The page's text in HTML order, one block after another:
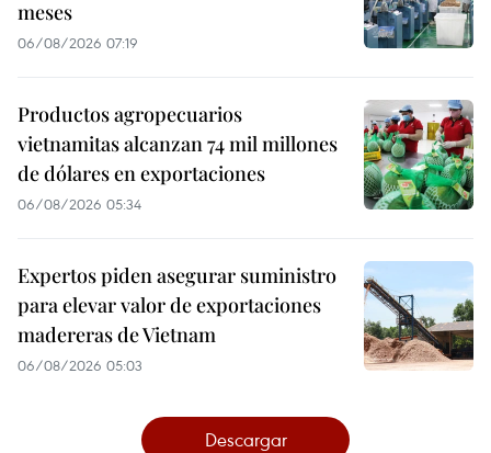
meses
06/08/2026 07:19
Productos agropecuarios
vietnamitas alcanzan 74 mil millones
de dólares en exportaciones
06/08/2026 05:34
Expertos piden asegurar suministro
para elevar valor de exportaciones
madereras de Vietnam
06/08/2026 05:03
Descargar